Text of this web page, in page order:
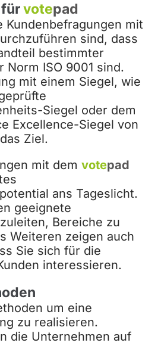
votepad
Kundenbefragungen mit
sind, dass
bestimmter
Norm ISO 9001 sind.
mit einem Siegel, wie
Siegel oder dem
Excellence-Siegel von
Ziel.
mit dem votepad
ans Tageslicht.
geeignete
Bereiche zu
Weiteren zeigen auch
Sie sich für die
interessieren.
um eine
zu realisieren.
die Unternehmen auf